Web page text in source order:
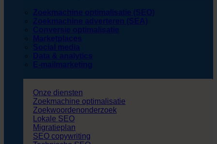
Zoekmachine optimalisatie (SEO)
Zoekmachine adverteren (SEA)
Conversie optimalisatie
Marketplaces
Social media
Data & analytics
E-mailmarketing
Onze diensten
Zoekmachine optimalisatie
Zoekwoordenonderzoek
Lokale SEO
Migratieplan
SEO copywriting